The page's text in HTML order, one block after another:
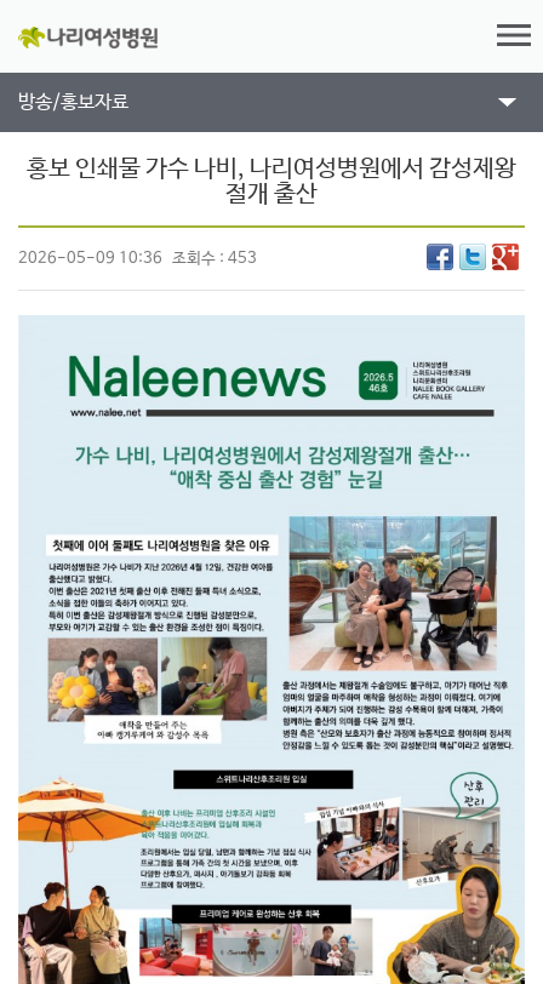
방송/홍보자료
홍보 인쇄물가수 나비, 나리여성병원에서 감성제왕
절개 출산
2026-05-09 10:36 조회수 : 453